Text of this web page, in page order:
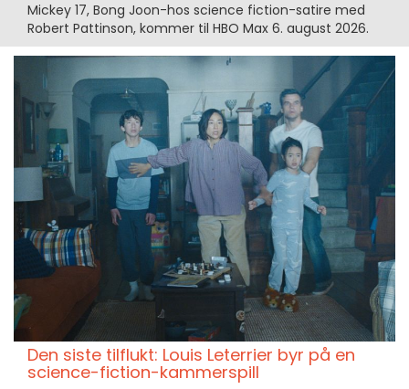
Mickey 17, Bong Joon-hos science fiction-satire med
Robert Pattinson, kommer til HBO Max 6. august 2026.
Den siste tilflukt: Louis Leterrier byr på en
science-fiction-kammerspill